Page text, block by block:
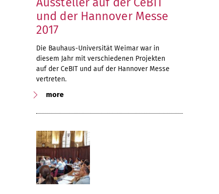
und der Hannover Messe
2017
Die Bauhaus-Universität Weimar war in
diesem Jahr mit verschiedenen Projekten
auf der CeBIT und auf der Hannover Messe
vertreten.
more